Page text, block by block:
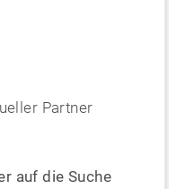
Partner
auf die Suche